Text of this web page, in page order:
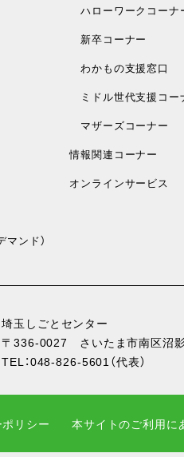
ンド）
ハローワークコーナ
新卒コーナー
わかもの支援窓口
ミドル世代支援コー
マザーズコーナー
情報関連コーナー
オンラインサービス
埼玉しごとセンター
〒336-0027 さいたま市南区沼
TEL：048-826-5601（代表）
リシー 本サイトのご利用に